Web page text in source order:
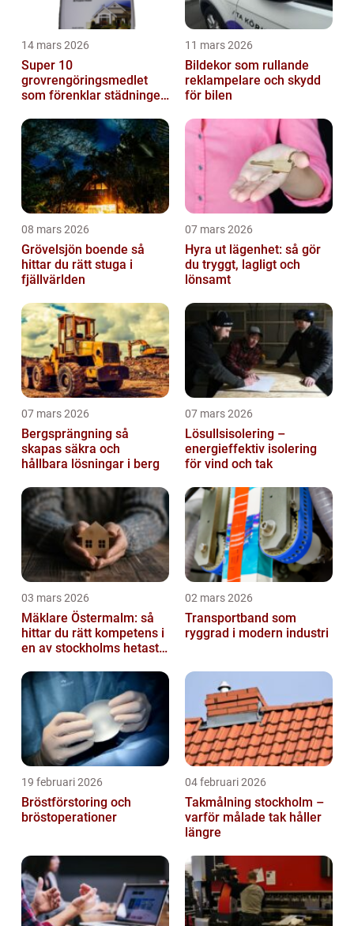
14 mars 2026
Super 10
grovrengöringsmedlet
som förenklar städningen
11 mars 2026
Bildekor som rullande
reklampelare och skydd
för bilen
08 mars 2026
Grövelsjön boende så
hittar du rätt stuga i
fjällvärlden
07 mars 2026
Hyra ut lägenhet: så gör
du tryggt, lagligt och
lönsamt
07 mars 2026
Bergsprängning så
skapas säkra och
hållbara lösningar i berg
07 mars 2026
Lösullsisolering –
energieffektiv isolering
för vind och tak
03 mars 2026
Mäklare Östermalm: så
hittar du rätt kompetens i
en av stockholms hetaste
02 mars 2026
Transportband som
ryggrad i modern industri
19 februari 2026
Bröstförstoring och
bröstoperationer
04 februari 2026
Takmålning stockholm –
varför målade tak håller
längre